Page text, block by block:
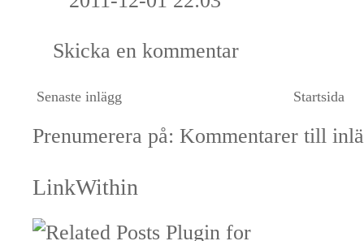
Skicka en kommentar
Senaste inlägg Startsida
Prenumerera på: Kommentarer till
LinkWithin